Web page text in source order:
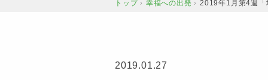
トップ › 幸福への出発 › 2019年1月第4週「
2019.01.27